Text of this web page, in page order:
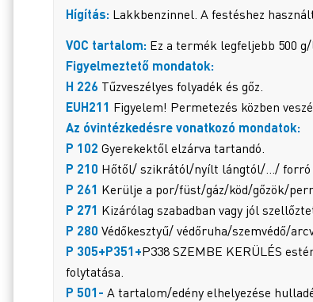
Hígítás: Lakkbenzinnel. A festéshez
VOC tartalom: Ez a termék legfeljebb 500
Figyelmeztető mondatok:
H 226 Tűzveszélyes folyadék és gőz.
EUH211 Figyelem! Permetezés közben
Az óvintézkedésre vonatkozó mondatok:
P 102 Gyerekektől elzárva tartandó.
P 210 Hőtől/ szikrától/nyílt lángtól/…/ forró
P 261 Kerülje a por/füst/gáz/köd/gőzök/
P 271 Kizárólag szabadban vagy jól
P 280 Védőkesztyű/ védőruha/szemvédő/
P 305+P351+P338 SZEMBE KERÜLÉS
folytatása.
P 501- A tartalom/edény elhelyezése